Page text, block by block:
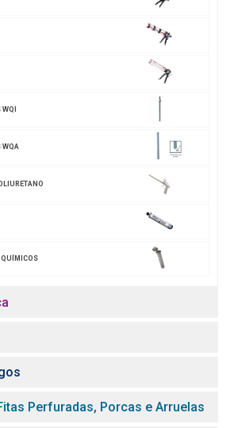
WQA
Perfuradas, Porcas e Arruelas